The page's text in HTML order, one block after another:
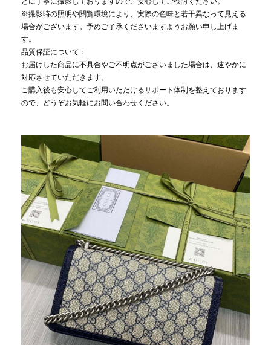
※撮影時の照明や閲覧環境により、実際の色味と若干異なって見える
場合がございます。予めご了承くださいますようお願い申し上げま
す。
品質保証について：
お届けした商品に不具合やご不明点がございました場合は、速やかに
対応させていただきます。
ご購入後も安心してご利用いただけるサポート体制を整えております
ので、どうぞお気軽にお問い合わせください。